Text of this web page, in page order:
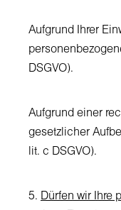
Aufgrund Ihrer
DSGVO).
Aufgrund einer
gesetzlicher
lit. c DSGVO).
5.
Dürfen wir Ihre